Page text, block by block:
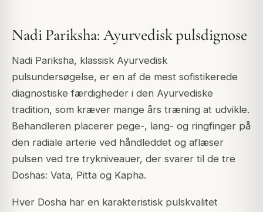
Nadi Pariksha: Ayurvedisk pulsdignose
Nadi Pariksha, klassisk Ayurvedisk
pulsundersøgelse, er en af de mest sofistikerede
diagnostiske færdigheder i den Ayurvediske
tradition, som kræver mange års træning at udvikle.
Behandleren placerer pege-, lang- og ringfinger på
den radiale arterie ved håndleddet og aflæser
pulsen ved tre trykniveauer, der svarer til de tre
Doshas: Vata, Pitta og Kapha.
Hver Dosha har en karakteristisk pulskvalitet